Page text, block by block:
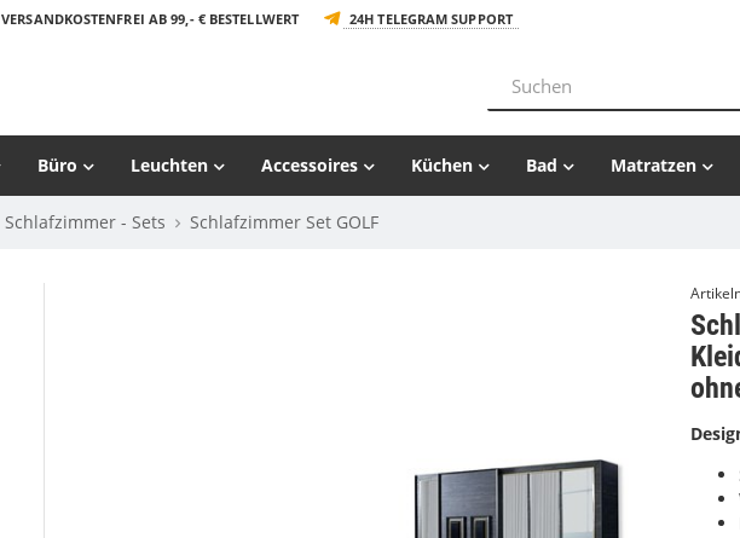
VERSANDKOSTENFREI AB 99,- € BESTELLWERT 24H TELEGRAM SUPPORT
Büro Leuchten Accessoires Küchen Bad Matratzen
Schlafzimmer - Sets Schlafzimmer Set GOLF